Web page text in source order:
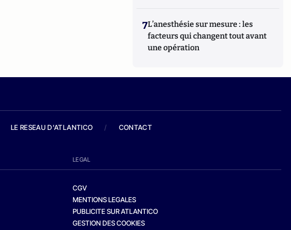
7L’anesthésie sur mesure : les
facteurs qui changent tout avant
une opération
LE RESEAU D'ATLANTICO / CONTACT
LEGAL
CGV
MENTIONS LEGALES
PUBLICITE SUR ATLANTICO
GESTION DES COOKIES